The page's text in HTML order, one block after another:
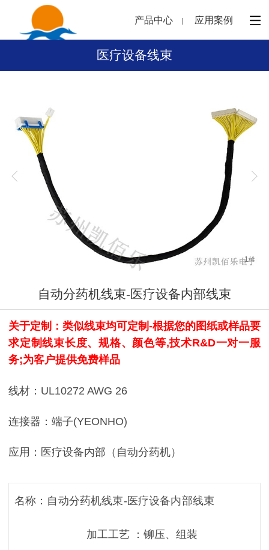
产品中心 应用案例
医疗设备线束
1 /4
自动分药机线束-医疗设备内部线束
关于定制：类似线束均可定制-根据您的图纸或样品要
求定制线束长度、规格、颜色等,技术R&D一对一服
务;为客户提供免费样品
线材：UL10272 AWG 26
连接器：端子(YEONHO)
应用：医疗设备内部（自动分药机）
名称：自动分药机线束-医疗设备内部线束
加工工艺 ：铆压、组装